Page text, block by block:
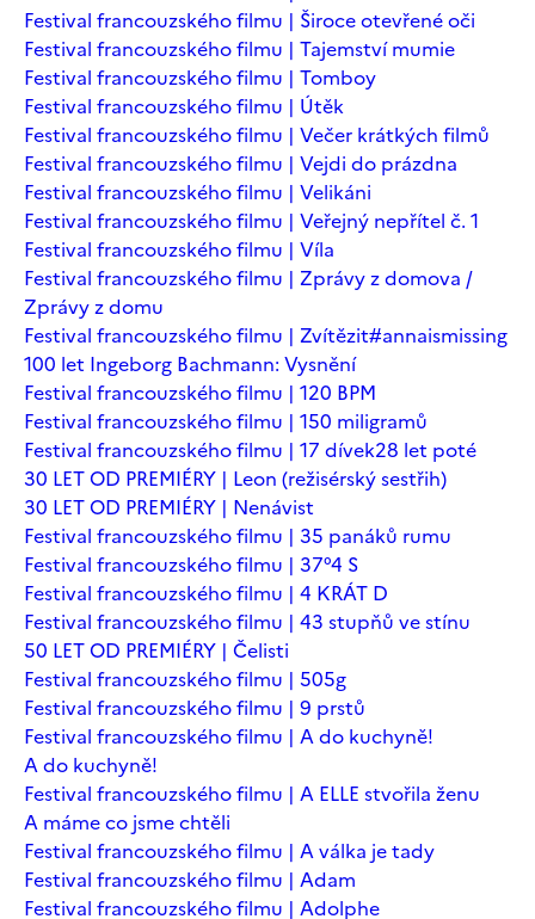
Festival francouzského filmu | Široce otevřené oči
Festival francouzského filmu | Tajemství mumie
Festival francouzského filmu | Tomboy
Festival francouzského filmu | Útěk
Festival francouzského filmu | Večer krátkých filmů
Festival francouzského filmu | Vejdi do prázdna
Festival francouzského filmu | Velikáni
Festival francouzského filmu | Veřejný nepřítel č. 1
Festival francouzského filmu | Víla
Festival francouzského filmu | Zprávy z domova /
Zprávy z domu
Festival francouzského filmu | Zvítězit#annaismissing
100 let Ingeborg Bachmann: Vysnění
Festival francouzského filmu | 120 BPM
Festival francouzského filmu | 150 miligramů
Festival francouzského filmu | 17 dívek28 let poté
30 LET OD PREMIÉRY | Leon (režisérský sestřih)
30 LET OD PREMIÉRY | Nenávist
Festival francouzského filmu | 35 panáků rumu
Festival francouzského filmu | 37°4 S
Festival francouzského filmu | 4 KRÁT D
Festival francouzského filmu | 43 stupňů ve stínu
50 LET OD PREMIÉRY | Čelisti
Festival francouzského filmu | 505g
Festival francouzského filmu | 9 prstů
Festival francouzského filmu | A do kuchyně!
A do kuchyně!
Festival francouzského filmu | A ELLE stvořila ženu
A máme co jsme chtěli
Festival francouzského filmu | A válka je tady
Festival francouzského filmu | Adam
Festival francouzského filmu | Adolphe